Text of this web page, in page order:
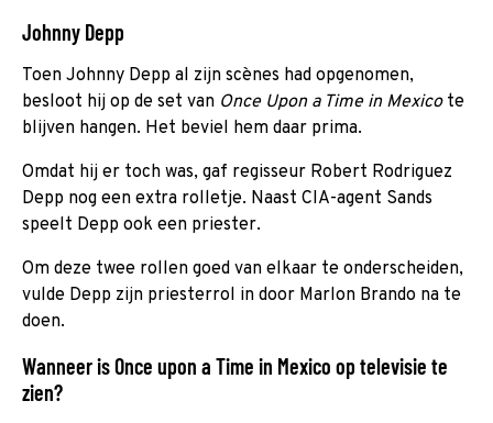
Johnny Depp
Toen Johnny Depp al zijn scènes had opgenomen,
besloot hij op de set van Once Upon a Time in Mexico te
blijven hangen. Het beviel hem daar prima.
Omdat hij er toch was, gaf regisseur Robert Rodriguez
Depp nog een extra rolletje. Naast CIA-agent Sands
speelt Depp ook een priester.
Om deze twee rollen goed van elkaar te onderscheiden,
vulde Depp zijn priesterrol in door Marlon Brando na te
doen.
Wanneer is Once upon a Time in Mexico op televisie te
zien?